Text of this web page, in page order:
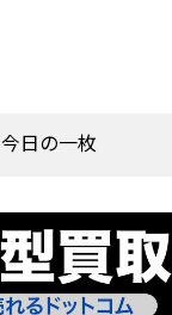
今日の一枚